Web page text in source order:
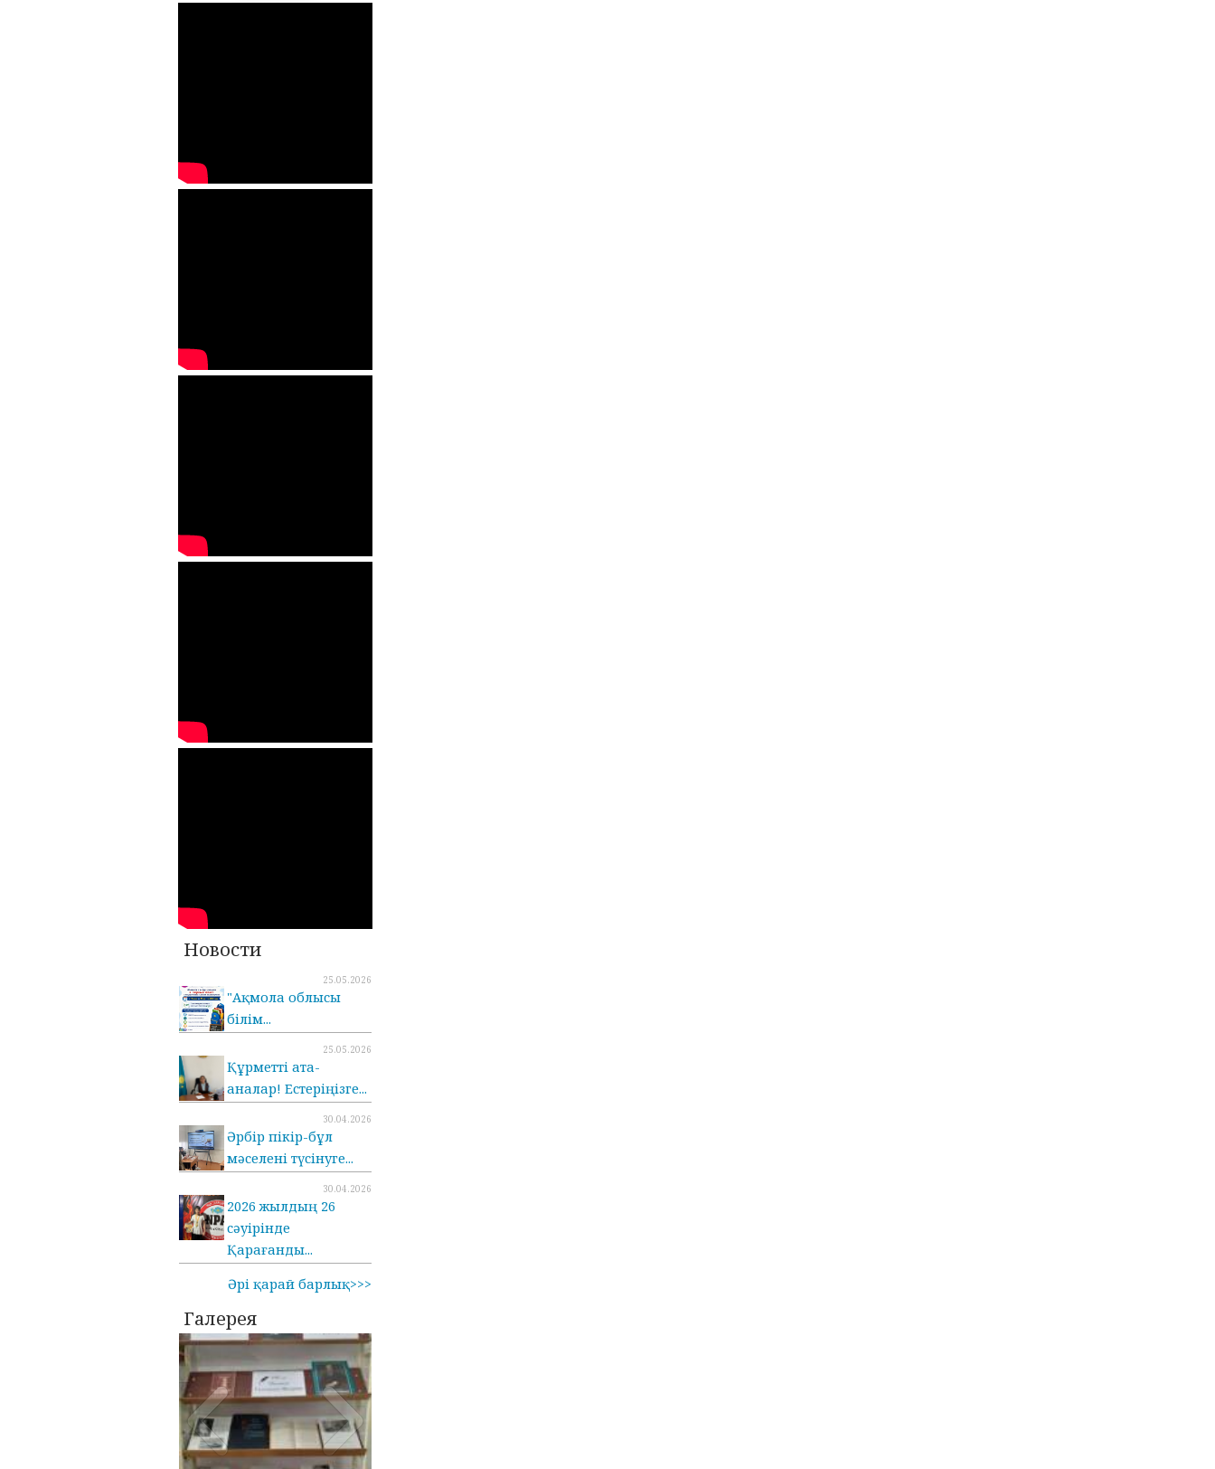
Новости
25.05.2026
"Ақмола облысы
білім...
25.05.2026
Құрметті ата-
аналар! Естеріңізге...
30.04.2026
Әрбір пікір-бұл
мәселені түсінуге...
30.04.2026
2026 жылдың 26
сәуірінде
Қарағанды...
Әрі қарай барлық>>>
Галерея